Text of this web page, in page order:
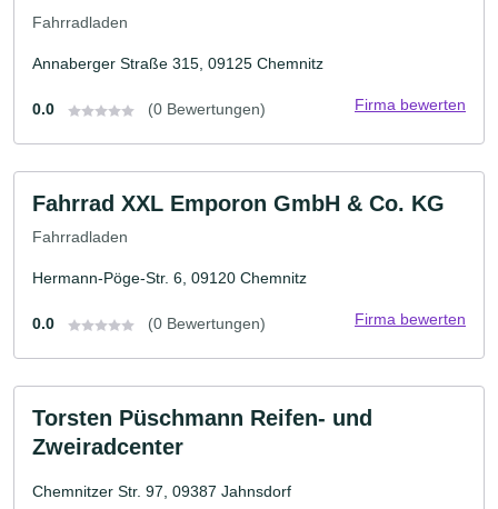
Fahrradladen
Annaberger Straße 315, 09125 Chemnitz
0.0 (0 Bewertungen) Firma bewerten
Fahrrad XXL Emporon GmbH & Co. KG
Fahrradladen
Hermann-Pöge-Str. 6, 09120 Chemnitz
0.0 (0 Bewertungen) Firma bewerten
Torsten Püschmann Reifen- und
Zweiradcenter
Chemnitzer Str. 97, 09387 Jahnsdorf